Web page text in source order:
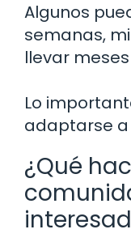
Algunos
semanas,
llevar
Lo
adaptarse a
¿Qué